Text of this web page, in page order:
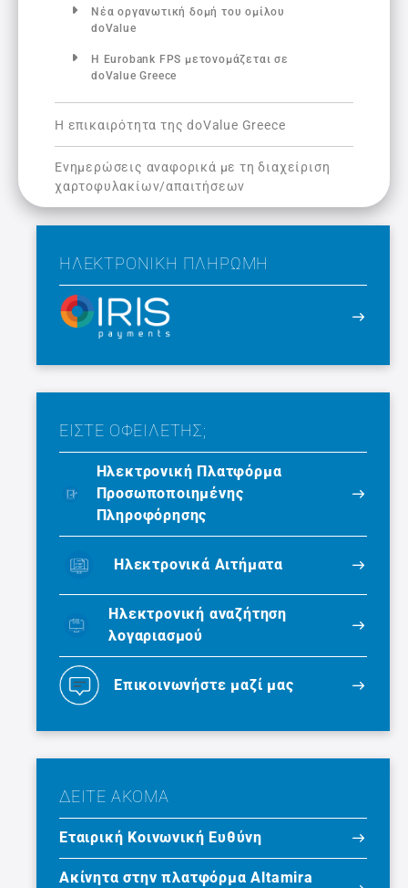
Νέα οργανωτική δομή του ομίλου
doValue
Η Eurobank FPS μετονομάζεται σε
doValue Greece
Η επικαιρότητα της doValue Greece
Ενημερώσεις αναφορικά με τη διαχείριση
χαρτοφυλακίων/απαιτήσεων
ΗΛΕΚΤΡΟΝΙΚΉ ΠΛΗΡΩΜΉ
ΕΙΣΤΕ ΟΦΕΙΛΕΤΗΣ;
Ηλεκτρονική Πλατφόρμα
Προσωποποιημένης
Πληροφόρησης
Ηλεκτρονικά Αιτήματα
Ηλεκτρονική αναζήτηση
λογαριασμού
Επικοινωνήστε μαζί μας
ΔΕΙΤΕ ΑΚΟΜΑ
Εταιρική Κοινωνική Ευθύνη
Ακίνητα στην πλατφόρμα Altamira